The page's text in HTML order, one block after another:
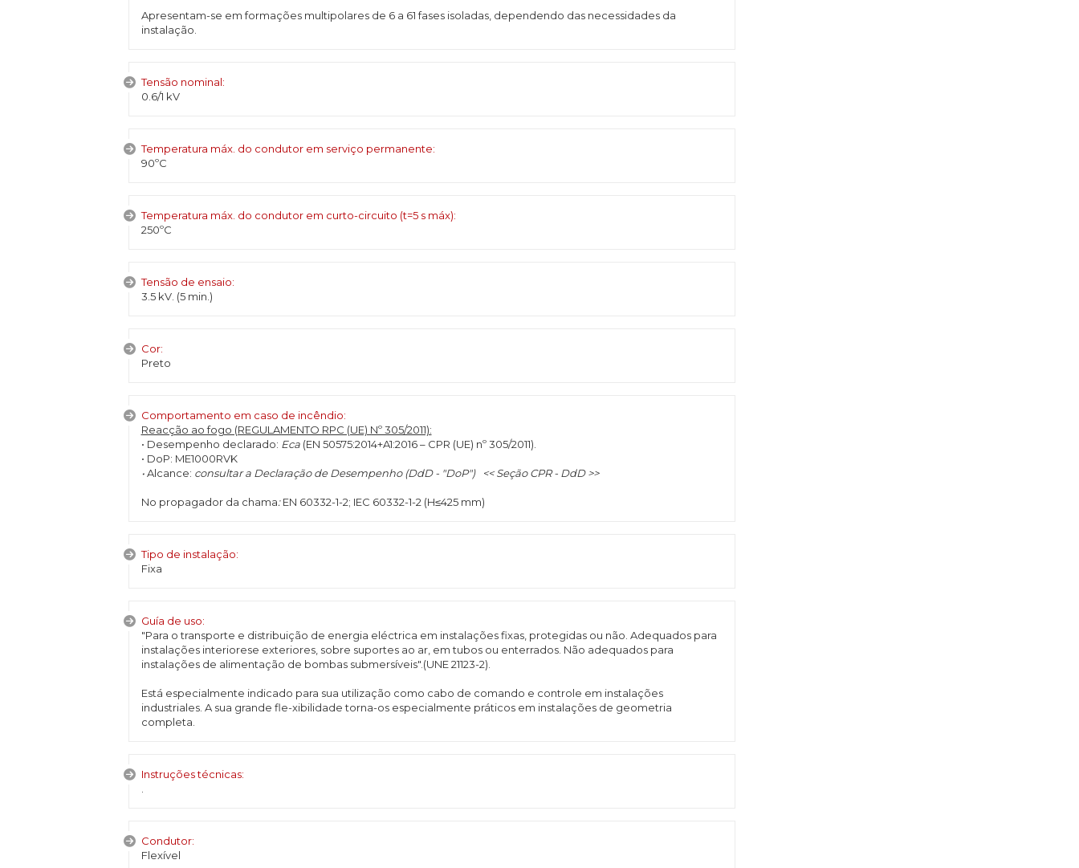
Apresentam-se em formações multipolares de 6 a 61 fases isoladas, dependendo das necessidades da
instalação.
Tensão nominal:
0.6/1 kV
Temperatura máx. do condutor em serviço permanente:
90ºC
Temperatura máx. do condutor em curto-circuito (t=5 s máx):
250ºC
Tensão de ensaio:
3.5 kV. (5 min.)
Cor:
Preto
Comportamento em caso de incêndio:
Reacção ao fogo (REGULAMENTO RPC (UE) Nº 305/2011):
• Desempenho declarado: Eca (EN 50575:2014+A1:2016 – CPR (UE) nº 305/2011).
• DoP: ME1000RVK
•Alcance: consultar a Declaração de Desempenho (DdD - "DoP") << Seção CPR - DdD >>
No propagador da chama:EN 60332-1-2; IEC 60332-1-2 (H≤425 mm)
Tipo de instalação:
Fixa
Guía de uso:
"Para o transporte e distribuição de energia eléctrica em instalações fixas, protegidas ou não. Adequados para
instalações interiorese exteriores, sobre suportes ao ar, em tubos ou enterrados. Não adequados para
instalações de alimentação de bombas submersíveis".(UNE 21123-2).
Está especialmente indicado para sua utilização como cabo de comando e controle em instalações
industriales. A sua grande fle-xibilidade torna-os especialmente práticos em instalações de geometria
completa.
Instruções técnicas:
Condutor:
Flexível